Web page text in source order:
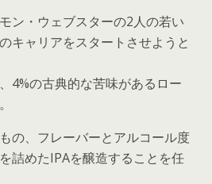
ン・ウェブスターの2人の若い
キャリアをスタートさせようと
4%の古典的な苦味があるロー
の、フレーバーとアルコール度
詰めたIPAを醸造することを任